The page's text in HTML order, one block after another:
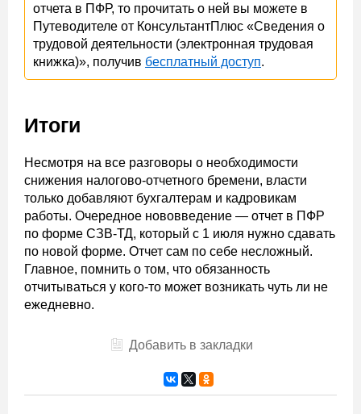
отчета в ПФР, то прочитать о ней вы можете в
Путеводителе от КонсультантПлюс «Сведения о
трудовой деятельности (электронная трудовая
книжка)», получив бесплатный доступ.
Итоги
Несмотря на все разговоры о необходимости
снижения налогово-отчетного бремени, власти
только добавляют бухгалтерам и кадровикам
работы. Очередное нововведение — отчет в ПФР
по форме СЗВ-ТД, который с 1 июля нужно сдавать
по новой форме. Отчет сам по себе несложный.
Главное, помнить о том, что обязанность
отчитываться у кого-то может возникать чуть ли не
ежедневно.
Добавить в закладки